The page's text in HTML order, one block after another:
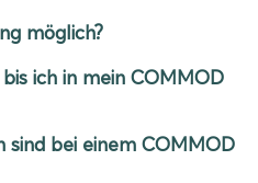
möglich?
ich in mein COMMOD
sind bei einem COMMOD